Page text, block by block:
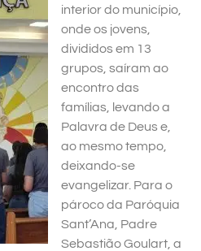
interior do município,
onde os jovens,
divididos em 13
grupos, saíram ao
encontro das
famílias, levando a
Palavra de Deus e,
ao mesmo tempo,
deixando-se
evangelizar. Para o
pároco da Paróquia
Sant’Ana, Padre
Sebastião Goulart, a